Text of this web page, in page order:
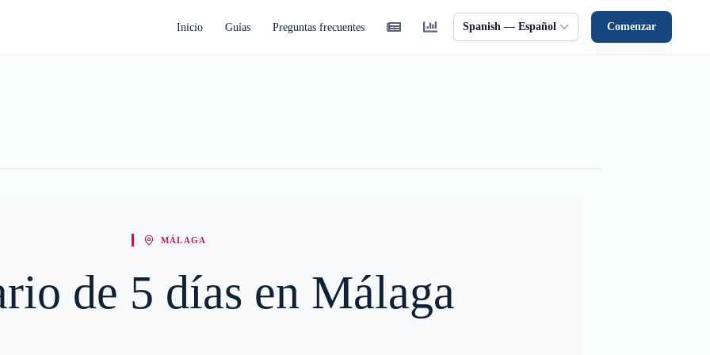
Inicio Guías Preguntas frecuentes Spanish — Español Comenzar
MÁLAGA
de 5 días en Málaga